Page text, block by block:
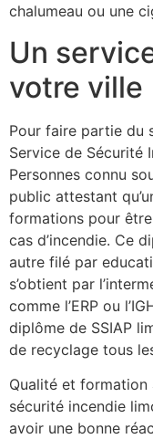
chalumeau ou une
Un
votre ville
Pour faire partie du
Service de Sécurité
Personnes connu
public attestant
formations pour
cas d’incendie. Ce
autre filé par
s’obtient par
comme l’ERP ou
diplôme de SSIAP
de recyclage tous
Qualité et
sécurité incendie
avoir une bonne